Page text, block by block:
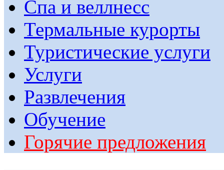
Спа и веллнесс
Термальные курорты
Туристические услуги
Услуги
Развлечения
Обучение
Горячие предложения